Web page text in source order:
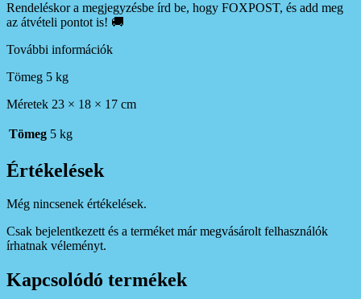
Rendeléskor a megjegyzésbe írd be, hogy FOXPOST, és add meg
az átvételi pontot is! 🚚
További információk
Tömeg 5 kg
Méretek 23 × 18 × 17 cm
Tömeg 5 kg
Értékelések
Még nincsenek értékelések.
Csak bejelentkezett és a terméket már megvásárolt felhasználók
írhatnak véleményt.
Kapcsolódó termékek